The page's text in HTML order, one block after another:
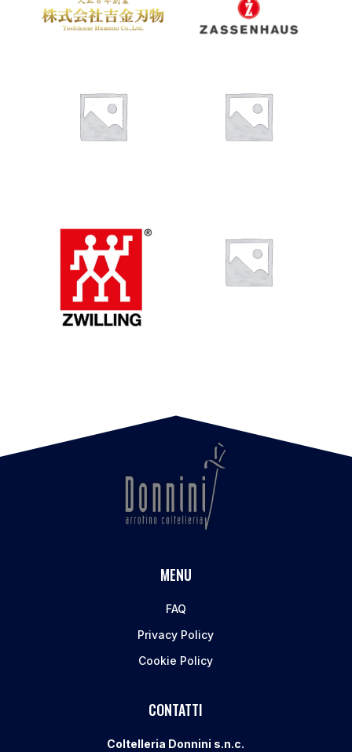
MENU
FAQ
Privacy Policy
Cookie Policy
CONTATTI
Coltelleria Donnini s.n.c.